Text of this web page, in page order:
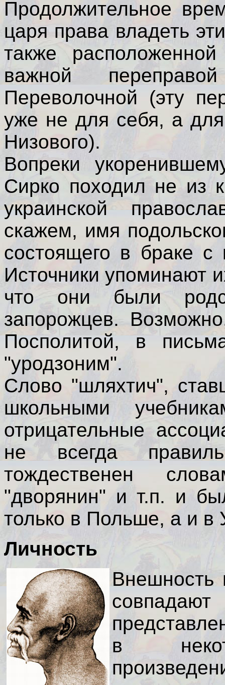
Продолжительное
царя права владеть
также расположенной
важной
Переволочной (эту
уже не для себя, а для
Низового).
Вопреки
Сирко походил не из
украинской
скажем, имя
состоящего в браке с
Источники упоминают
что они были
запорожцев.
Посполитой, в
"уродзоним".
Слово "шляхтич",
школьными
отрицательные
не всегда
тождественен
"дворянин" и т.п. и
только в Польше, а и в
Личность
Внешность
в